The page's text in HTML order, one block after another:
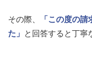
その際、
「この度の
た」
と回答すると丁寧